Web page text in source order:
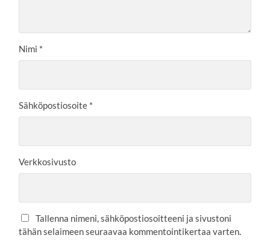
Nimi *
Sähköpostiosoite *
Verkkosivusto
Tallenna nimeni, sähköpostiosoitteeni ja sivustoni
tähän selaimeen seuraavaa kommentointikertaa varten.